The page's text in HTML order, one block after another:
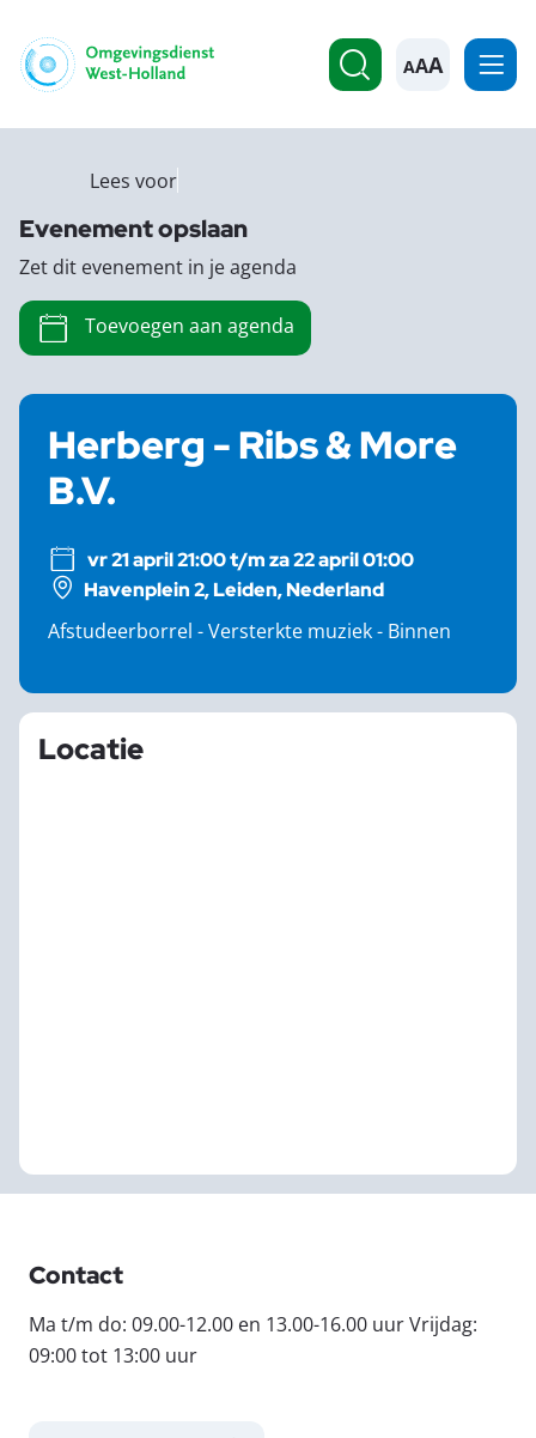
A
Herberg - Ribs & More
B.V.
vr 21 april 21:00 t/m za 22 april 01:00
Havenplein 2, Leiden, Nederland
Afstudeerborrel - Versterkte muziek - Binnen
Locatie
Lees voor
Evenement opslaan
Zet dit evenement in je agenda
Toevoegen aan agenda
Contact
Ma t/m do: 09.00-12.00 en 13.00-16.00 uur Vrijdag:
09:00 tot 13:00 uur